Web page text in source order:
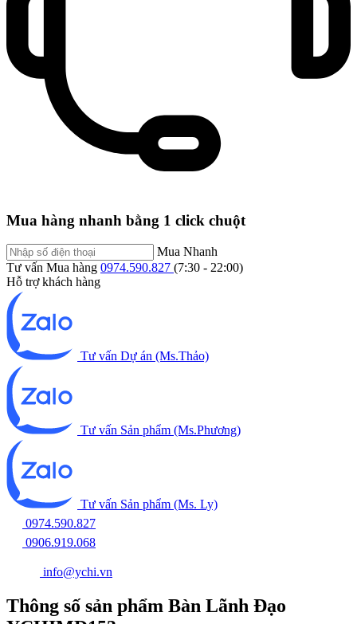
Mua hàng nhanh bằng 1 click chuột
Mua Nhanh
Tư vấn Mua hàng 0974.590.827 (7:30 - 22:00)
Hỗ trợ khách hàng
Tư vấn Dự án (Ms.Thảo)
Tư vấn Sản phẩm (Ms.Phương)
Tư vấn Sản phẩm (Ms. Ly)
0974.590.827
0906.919.068
info@ychi.vn
Thông số sản phẩm Bàn Lãnh Đạo